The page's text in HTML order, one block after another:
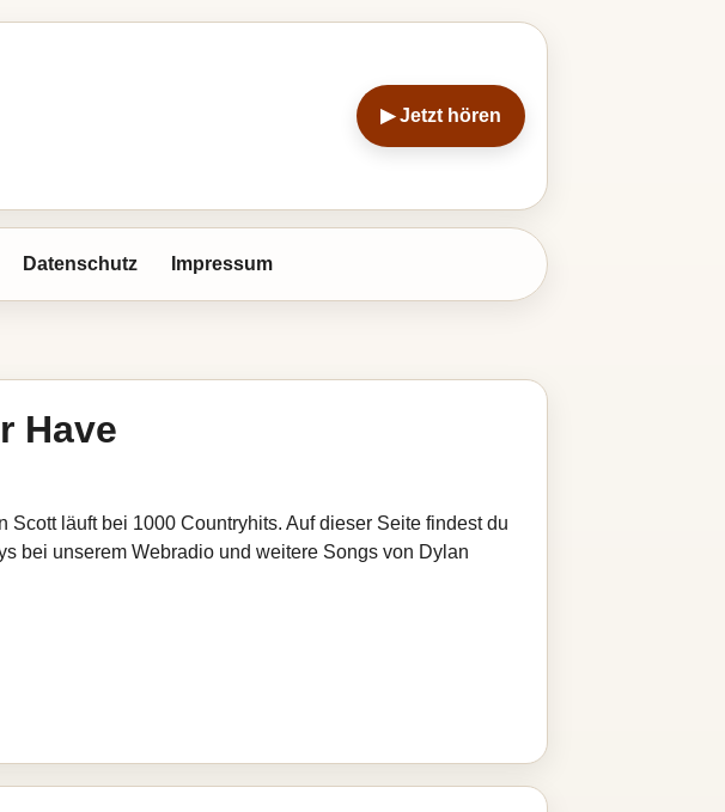
▶ Jetzt hören
Datenschutz Impressum
Have
Scott läuft bei 1000 Countryhits. Auf dieser Seite findest du
bei unserem Webradio und weitere Songs von Dylan